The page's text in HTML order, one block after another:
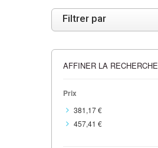
Filtrer par
AFFINER LA RECHERCHE
Prix
381,17 €
457,41 €